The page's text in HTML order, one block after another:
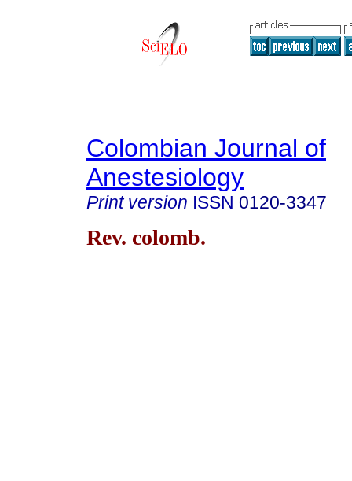
Colombian Journal of
Anestesiology
Print version ISSN 0120-3347
Rev. colomb.